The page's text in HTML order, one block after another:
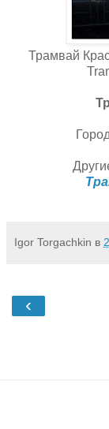
Трамвай
Igor Torgachkin в
‹